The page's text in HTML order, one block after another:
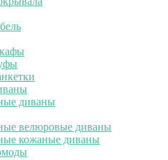
диваны
велюровые диваны
кожаные диваны